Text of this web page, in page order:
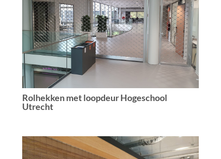
Rolhekken met loopdeur Hogeschool
Utrecht